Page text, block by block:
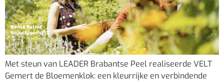
Met steun van LEADER Brabantse Peel realiseerde VELT
Gemert de Bloemenklok: een kleurrijke en verbindende